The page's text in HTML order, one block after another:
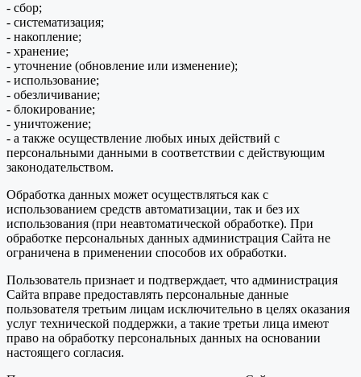
- сбор;
- систематизация;
- накопление;
- хранение;
- уточнение (обновление или изменение);
- использование;
- обезличивание;
- блокирование;
- уничтожение;
- а также осуществление любых иных действий с
персональными данными в соответствии с действующим
законодательством.
Обработка данных может осуществляться как с
использованием средств автоматизации, так и без их
использования (при неавтоматической обработке). При
обработке персональных данных администрация Сайта не
ограничена в применении способов их обработки.
Пользователь признает и подтверждает, что администрация
Сайта вправе предоставлять персональные данные
пользователя третьим лицам исключительно в целях оказания
услуг технической поддержки, а такие третьи лица имеют
право на обработку персональных данных на основании
настоящего согласия.